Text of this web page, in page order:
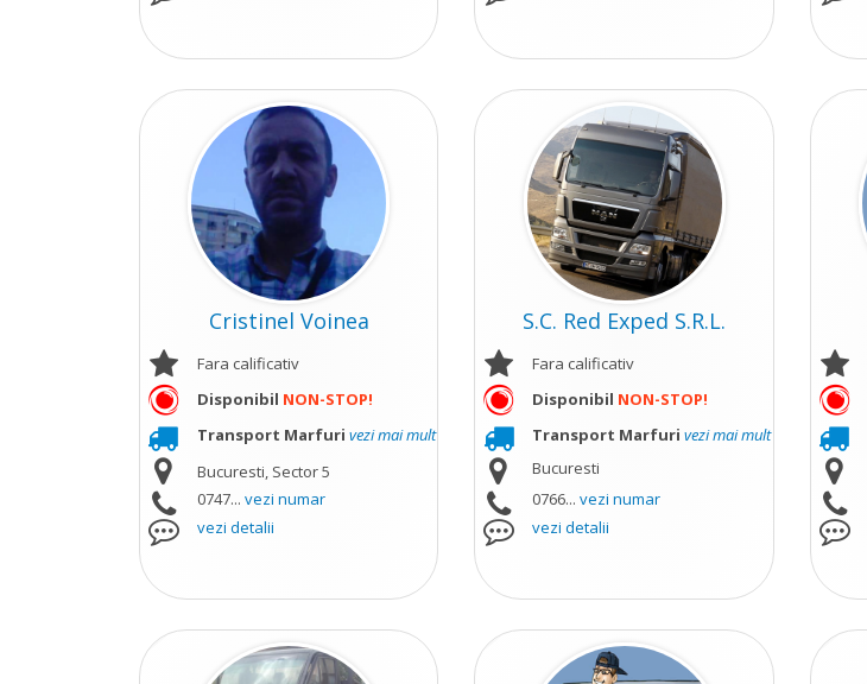
Cristinel Voinea
Fara calificativ
Disponibil NON-STOP!
Transport Marfuri vezi mai mult
Bucuresti, Sector 5
0747... vezi numar
vezi detalii
S.C. Red Exped S.R.L.
Fara calificativ
Disponibil NON-STOP!
Transport Marfuri vezi mai mult
Bucuresti
0766...vezi numar
vezi detalii